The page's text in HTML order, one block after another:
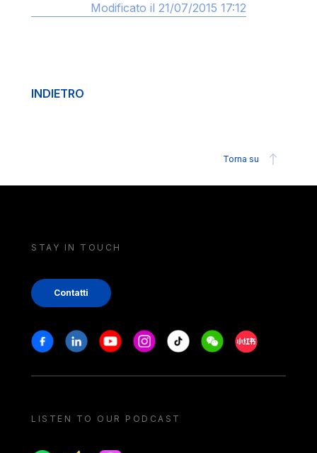
Modificato il 21/07/2015 17:12
INDIETRO
Torna su
STAY IN TOUCH
Contatti
Stay in touch
FacebookLinkedinYoutubeInstagram
Tiktok WeechatXiaohongshu/
LISTEN TO OUR PODCAST